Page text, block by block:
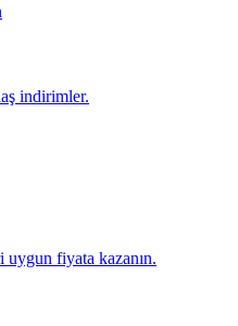
indirimler.
uygun fiyata kazanın.